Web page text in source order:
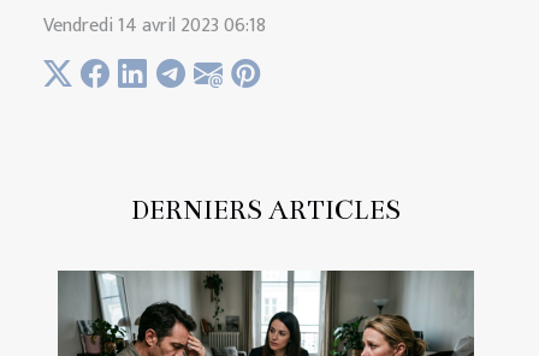
DERNIERS ARTICLES
Vendredi 14 avril 2023 06:18